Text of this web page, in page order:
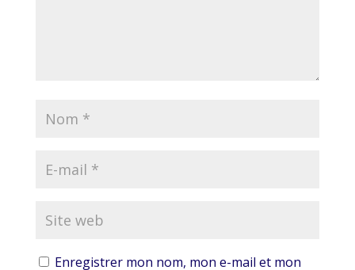
Enregistrer mon nom, mon e-mail et mon